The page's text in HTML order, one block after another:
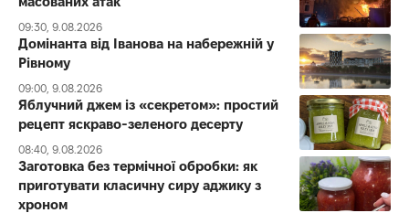
09:30, 9.08.2026
Домінанта від Іванова на набережній у
Рівному
09:00, 9.08.2026
Яблучний джем із «секретом»: простий
рецепт яскраво-зеленого десерту
08:40, 9.08.2026
Заготовка без термічної обробки: як
приготувати класичну сиру аджику з
хроном